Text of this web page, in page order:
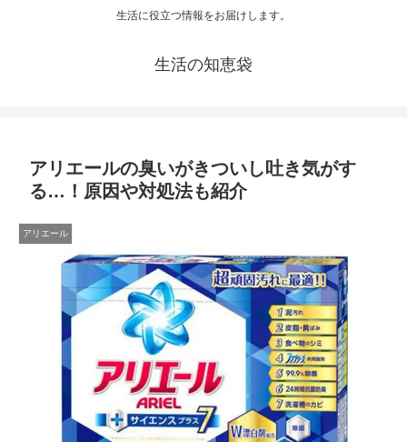
生活に役立つ情報をお届けします。
生活の知恵袋
アリエールの臭いがきついし吐き気がす
る…！原因や対処法も紹介
アリエール